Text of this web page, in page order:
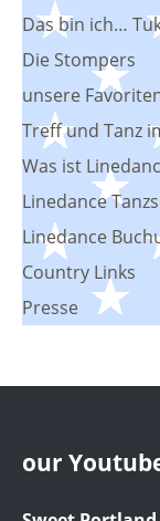
Das bin ich…
Die Stompers
unsere
Treff und Tanz
Was ist
Linedance
Linedance
Country Links
Presse
our